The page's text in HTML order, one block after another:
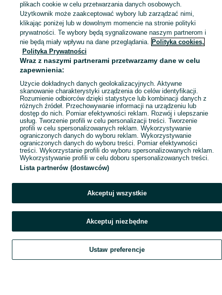
Aktualne ogłoszenia w całej Polsce: silniki modelarskie ▶️ sprawdź oferty w kategorii Pozostały sport i hobby i kupuj taniej na OLX.pl! Zobacz
Mapa kategorii
Mapa miejscowości
Szukaj Obserwujesz Dodaj Czat Konto
plikach cookie w celu przetwarzania danych osobowych.
Użytkownik może zaakceptować wybory lub zarządzać nimi,
klikając poniżej lub w dowolnym momencie na stronie polityki
prywatności. Te wybory będą sygnalizowane naszym partnerom i
nie będą miały wpływu na dane przeglądania. Polityka cookies,
Polityka Prywatności
Wraz z naszymi partnerami przetwarzamy dane w celu
zapewnienia:
Użycie dokładnych danych geolokalizacyjnych. Aktywne
skanowanie charakterystyki urządzenia do celów identyfikacji.
Rozumienie odbiorców dzięki statystyce lub kombinacji danych z
różnych źródeł. Przechowywanie informacji na urządzeniu lub
dostęp do nich. Pomiar efektywności reklam. Rozwój i ulepszanie
usług. Tworzenie profili w celu personalizacji treści. Tworzenie
profili w celu spersonalizowanych reklam. Wykorzystywanie
ograniczonych danych do wyboru reklam. Wykorzystywanie
ograniczonych danych do wyboru treści. Pomiar efektywności
treści. Wykorzystanie profili do wyboru spersonalizowanych reklam.
Wykorzystywanie profili w celu doboru spersonalizowanych treści.
Lista partnerów (dostawców)
Akceptuj wszystkie
Akceptuj niezbędne
Ustaw preferencje